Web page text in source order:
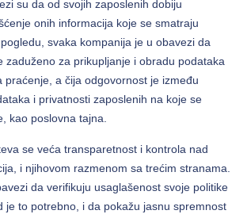
su da od svojih zaposlenih dobiju
onih informacija koje se smatraju
svaka kompanija je u obavezi da
zaduženo za prikupljanje i obradu podataka
praćenje, a čija odgovornost je između
i privatnosti zaposlenih na koje se
kao poslovna tajna.
se veća transparetnost i kontrola nad
i njihovom razmenom sa trećim stranama.
da verifikuju usaglašenost svoje politike
je to potrebno, i da pokažu jasnu spremnost